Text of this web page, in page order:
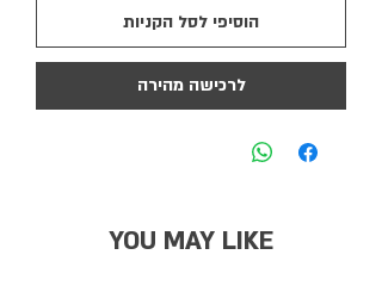
הוסיפי לסל הקניות
לרכישה מהירה
YOU MAY LIKE